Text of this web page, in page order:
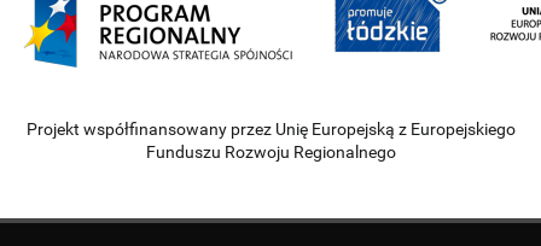
Projekt współfinansowany przez Unię Europejską z Europejskiego
Funduszu Rozwoju Regionalnego